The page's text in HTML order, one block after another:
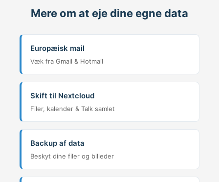
Mere om at eje dine egne data
Europæisk mail
Væk fra Gmail & Hotmail
Skift til Nextcloud
Filer, kalender & Talk samlet
Backup af data
Beskyt dine filer og billeder